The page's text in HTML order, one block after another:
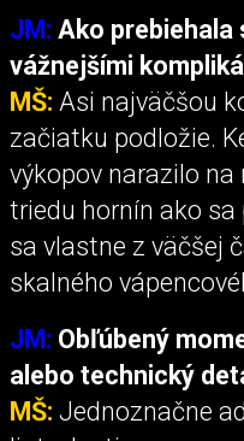
JM: Ako
vážnejšími
MŠ: Asi najväčšou
začiatku podložie.
výkopov narazilo
triedu hornín ako
sa vlastne z väčšej
skalného
JM: Obľúbený
alebo technický
MŠ: Jednoznačne